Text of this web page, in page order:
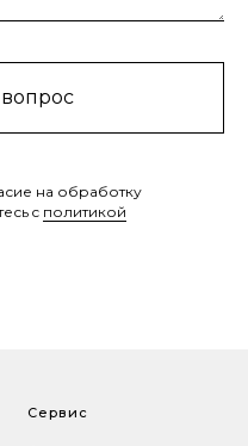
на обработку
c политикой
Сервис